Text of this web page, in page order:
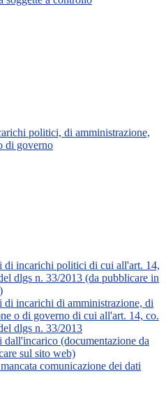
politici, di amministrazione,
di governo
di incarichi politici di cui all'art. 14,
dlgs n. 33/2013 (da pubblicare in
di incarichi di amministrazione, di
o di governo di cui all'art. 14, co.
dlgs n. 33/2013
dall'incarico (documentazione da
sul sito web)
comunicazione dei dati